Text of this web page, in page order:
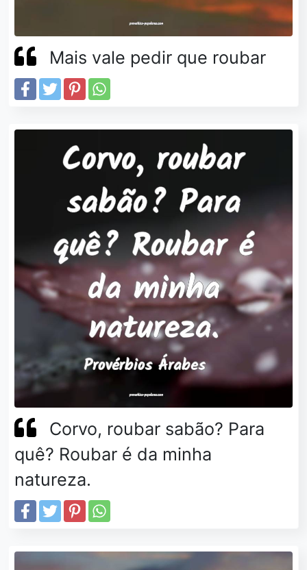
Mais vale pedir que roubar
Corvo, roubar sabão? Para
quê? Roubar é da minha
natureza.